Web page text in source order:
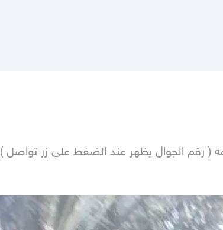
( رقم الجوال يظهر عند الضغط على زر تواصل )